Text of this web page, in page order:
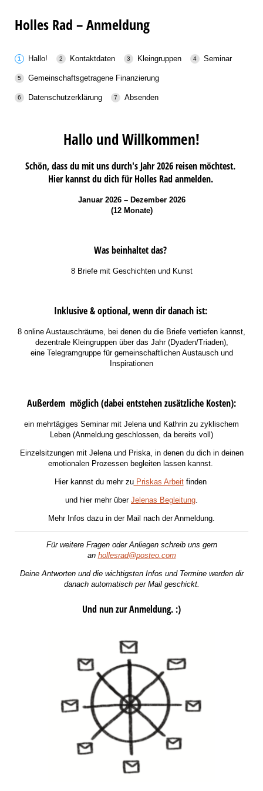
Holles Rad – Anmeldung
Hallo! Kontaktdaten Kleingruppen Seminar
Gemeinschaftsgetragene Finanzierung
Datenschutzerklärung Absenden
Hallo und Willkommen!
Schön, dass du mit uns durch's Jahr 2026 reisen möchtest.
Hier kannst du dich für Holles Rad anmelden.
Januar 2026 – Dezember 2026
(12 Monate)
Was beinhaltet das?
8 Briefe mit Geschichten und Kunst
Inklusive & optional, wenn dir danach ist:
8 online Austauschräume, bei denen du die Briefe vertiefen kannst,
dezentrale Kleingruppen über das Jahr (Dyaden/Triaden),
eine Telegramgruppe für gemeinschaftlichen Austausch und
Inspirationen
Außerdem möglich (dabei entstehen zusätzliche Kosten):
ein mehrtägiges Seminar mit Jelena und Kathrin zu zyklischem
Leben (Anmeldung geschlossen, da bereits voll)
Einzelsitzungen mit Jelena und Priska, in denen du dich in deinen
emotionalen Prozessen begleiten lassen kannst.
Hier kannst du mehr zuPriskas Arbeitfinden
und hier mehr über Jelenas Begleitung.
Mehr Infos dazu in der Mail nach der Anmeldung.
Für weitere Fragen oder Anliegen schreib uns gern
an hollesrad@posteo.com
Deine Antworten und die wichtigsten Infos und Termine werden dir
danach automatisch per Mail geschickt.
Und nun zur Anmeldung. :)